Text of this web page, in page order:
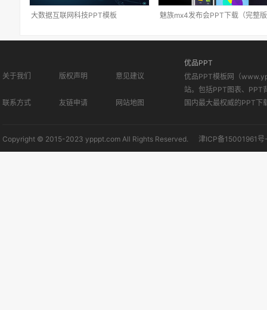
大数据互联网科技PPT模板 魅族mx4发布会PPT下载（完整
关于我们 版权声明 意见建议
联系方式 友链申请 网站地图
优品PPT
优品PPT模板网（
站。包括PPT图表、PPT
国内最大最权威的PPT下
Copyright © 2015-2023 ypppt.com All Rights Reserved. 津ICP备15001961号